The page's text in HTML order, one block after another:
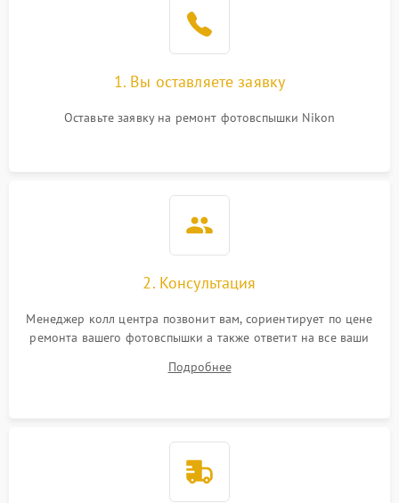
1. Вы оставляете заявку
Оставьте заявку на ремонт фотовспышки Nikon
2. Консультация
Менеджер колл центра позвонит вам, сориентирует по цене
ремонта вашего фотовспышки а также ответит на все ваши
Подробнее